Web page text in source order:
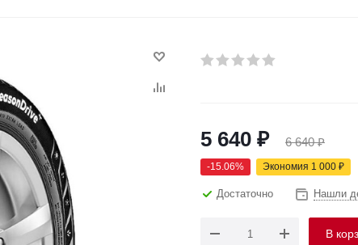
5 640 ₽ 6 640₽
-15.06% Экономия 1 000 ₽
Достаточно Нашли
В